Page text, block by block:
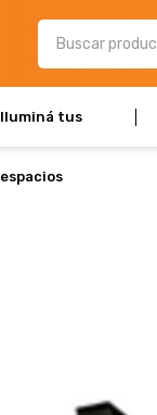
Iluminá tus
espacios